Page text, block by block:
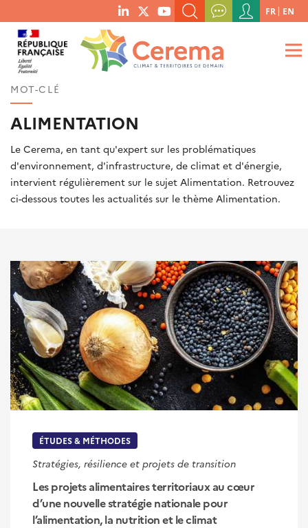
menu
social
links
RECHERCHER UN MOT-CLÉ, UNE PUBLICATION, ETC.
QUE RECHERCHEZ-VOUS ?
Menu
du
compte
de
FR EN
MOT-CLÉ
ALIMENTATION
Le Cerema, en tant qu'expert sur les problématiques
d'environnement, d'infrastructure, de climat et d'énergie,
intervient régulièrement sur le sujet Alimentation. Retrouvez
ci-dessous toutes les actualités sur le thème Alimentation.
ÉTUDES & MÉTHODES
Stratégies, résilience et projets de transition
Les projets alimentaires territoriaux au cœur
d’une nouvelle stratégie nationale pour
l’alimentation, la nutrition et le climat